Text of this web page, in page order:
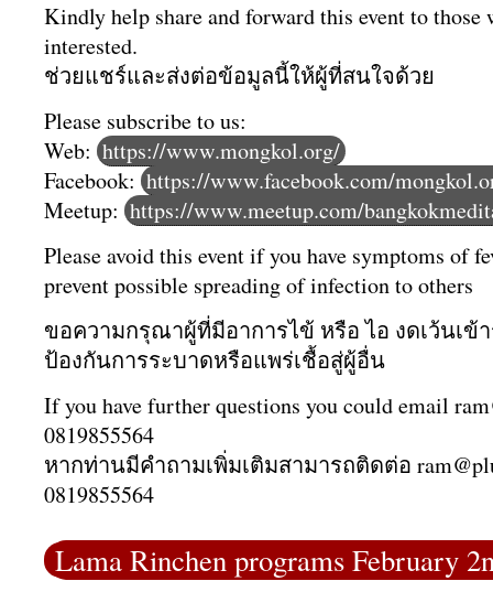
Kindly help share and forward this event to those
interested.
ช่วยแชร์และส่งต่อข้อมูลนี้ให้ผู้ที่สนใจด้วย
Please subscribe to us:
Web: https://www.mongkol.org/
Facebook: https://www.facebook.com/
Meetup: https://www.meetup.com/
Please avoid this event if you have symptoms of
prevent possible spreading of infection to others
ขอความกรุณาผู้ที่มีอาการไข้ หรือ ไอ งดเว้นเข้
ป้องกันการระบาดหรือแพร่เชื้อสู่ผู้อื่น
If you have further questions you could email
0819855564
หากท่านมีคำถามเพิ่มเติมสามารถติดต่อ
0819855564
Lama Rinchen programs February